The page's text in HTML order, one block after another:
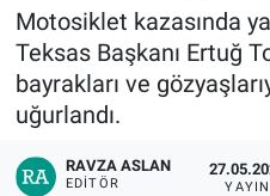
Motosiklet kazasında
Teksas Başkanı Ertuğ
bayrakları ve
uğurlandı.
RAVZA ASLAN
EDITÖR
Bilim, Teknoloji
KÜLTÜR-SANAT
Bursa Trafik Yoğunluk
Süper Lig Puan